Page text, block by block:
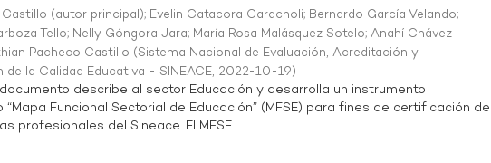
(autor principal); Evelin Catacora Caracholi; Bernardo García Velando;
Tello; Nelly Góngora Jara; María Rosa Malásquez Sotelo;Anahí Chávez
Pacheco Castillo (Sistema Nacional de Evaluación, Acreditación y
la Calidad Educativa - SINEACE, 2022-10-19)
describe al sector Educación y desarrolla un instrumento
“Mapa Funcional Sectorial de Educación” (MFSE) para fines de certificación de
profesionales del Sineace. El MFSE ...